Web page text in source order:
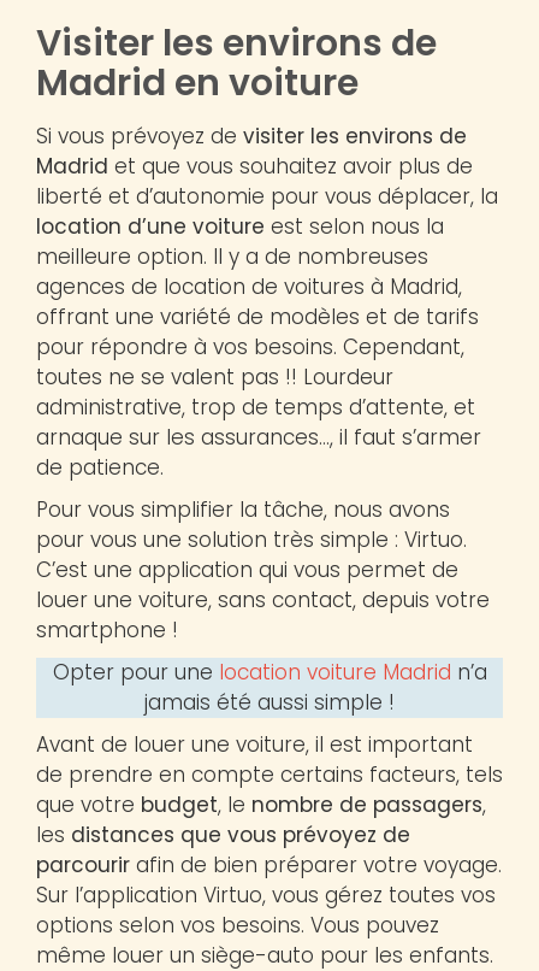
Visiter les environs de
Madrid en voiture
Si vous prévoyez de visiter les environs de
Madrid et que vous souhaitez avoir plus de
liberté et d’autonomie pour vous déplacer, la
location d’une voiture est selon nous la
meilleure option. Il y a de nombreuses
agences de location de voitures à Madrid,
offrant une variété de modèles et de tarifs
pour répondre à vos besoins. Cependant,
toutes ne se valent pas !! Lourdeur
administrative, trop de temps d’attente, et
arnaque sur les assurances…, il faut s’armer
de patience.
Pour vous simplifier la tâche, nous avons
pour vous une solution très simple : Virtuo.
C’est une application qui vous permet de
louer une voiture, sans contact, depuis votre
smartphone !
Opter pour une location voiture Madrid n’a
jamais été aussi simple !
Avant de louer une voiture, il est important
de prendre en compte certains facteurs, tels
que votre budget, le nombre de passagers,
les distances que vous prévoyez de
parcourir afin de bien préparer votre voyage.
Sur l’application Virtuo, vous gérez toutes vos
options selon vos besoins. Vous pouvez
même louer un siège-auto pour les enfants.